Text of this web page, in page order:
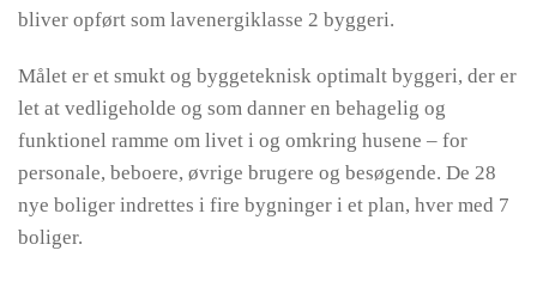
bliver opført som lavenergiklasse 2 byggeri.
Målet er et smukt og byggeteknisk optimalt byggeri, der er
let at vedligeholde og som danner en behagelig og
funktionel ramme om livet i og omkring husene – for
personale, beboere, øvrige brugere og besøgende. De 28
nye boliger indrettes i fire bygninger i et plan, hver med 7
boliger.